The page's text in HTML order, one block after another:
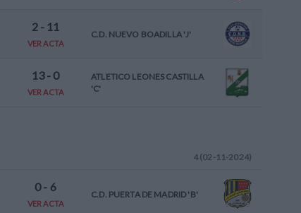
2- 11
VER ACTA
C.D. NUEVO BOADILLA 'J'
13- 0
VER ACTA
ATLETICO LEONES CASTILLA
'C'
4 (02-11-2024)
0- 6
VER ACTA
C.D. PUERTA DE MADRID 'B'